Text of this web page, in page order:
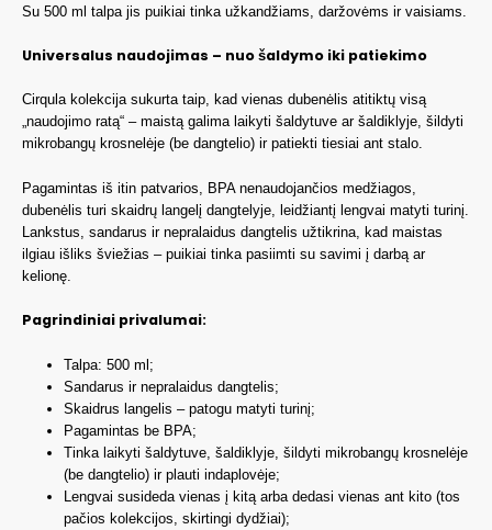
Su 500 ml talpa jis puikiai tinka užkandžiams, daržovėms ir vaisiams.
Universalus naudojimas – nuo šaldymo iki patiekimo
Cirqula kolekcija sukurta taip, kad vienas dubenėlis atitiktų visą
„naudojimo ratą“ – maistą galima laikyti šaldytuve ar šaldiklyje, šildyti
mikrobangų krosnelėje (be dangtelio) ir patiekti tiesiai ant stalo.
Pagamintas iš itin patvarios, BPA nenaudojančios medžiagos,
dubenėlis turi skaidrų langelį dangtelyje, leidžiantį lengvai matyti turinį.
Lankstus, sandarus ir nepralaidus dangtelis užtikrina, kad maistas
ilgiau išliks šviežias – puikiai tinka pasiimti su savimi į darbą ar
kelionę.
Pagrindiniai privalumai:
Talpa: 500 ml;
Sandarus ir nepralaidus dangtelis;
Skaidrus langelis – patogu matyti turinį;
Pagamintas be BPA;
Tinka laikyti šaldytuve, šaldiklyje, šildyti mikrobangų krosnelėje
(be dangtelio) ir plauti indaplovėje;
Lengvai susideda vienas į kitą arba dedasi vienas ant kito (tos
pačios kolekcijos, skirtingi dydžiai);